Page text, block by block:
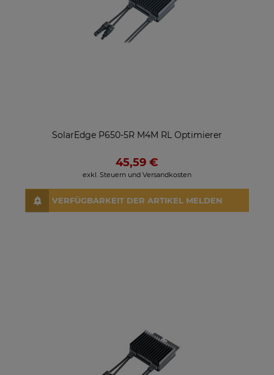
SolarEdge P650-5R M4M RL Optimierer
45,59 €
exkl. Steuern und Versandkosten
VERFÜGBARKEIT DER ARTIKEL MELDEN